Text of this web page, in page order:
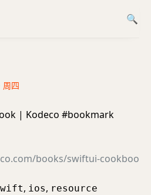
周四
| Kodeco #bookmark
books/swiftui-cookboo
, ios, resource